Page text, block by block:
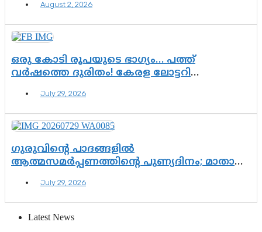
വിഷവിത്ത്: ഗോകുലം ഗോപാലൻ
August 2, 2026
ഒരു കോടി രൂപയുടെ ഭാഗ്യം… പത്ത്
വർഷത്തെ ദുരിതം! കേരള ലോട്ടറി
പോരാട്ടംJuly 29, 2026
ഗുരുവിന്റെ പാദങ്ങളിൽ
ആത്മസമർപ്പണത്തിന്റെ പുണ്യദിനം; മാതാ
ഗുരുപൂർണിമ ആഘോഷം
July 29, 2026
Latest News